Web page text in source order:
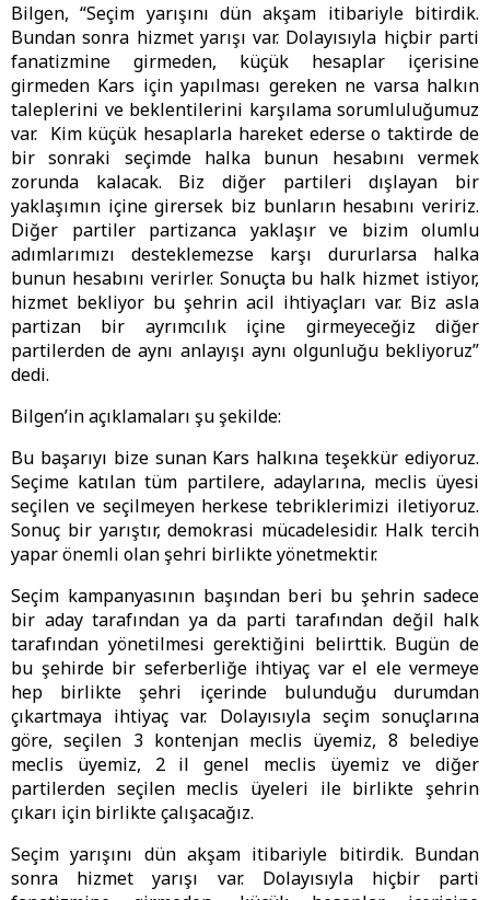
Bilgen, “Seçim yarışını dün akşam itibariyle bitirdik.
Bundan sonra hizmet yarışı var. Dolayısıyla hiçbir parti
fanatizmine girmeden, küçük hesaplar içerisine
girmeden Kars için yapılması gereken ne varsa halkın
taleplerini ve beklentilerini karşılama sorumluluğumuz
var. Kim küçük hesaplarla hareket ederse o taktirde de
bir sonraki seçimde halka bunun hesabını vermek
zorunda kalacak. Biz diğer partileri dışlayan bir
yaklaşımın içine girersek biz bunların hesabını veririz.
Diğer partiler partizanca yaklaşır ve bizim olumlu
adımlarımızı desteklemezse karşı dururlarsa halka
bunun hesabını verirler. Sonuçta bu halk hizmet istiyor,
hizmet bekliyor bu şehrin acil ihtiyaçları var. Biz asla
partizan bir ayrımcılık içine girmeyeceğiz diğer
partilerden de aynı anlayışı aynı olgunluğu bekliyoruz”
dedi.
Bilgen’in açıklamaları şu şekilde:
Bu başarıyı bize sunan Kars halkına teşekkür ediyoruz.
Seçime katılan tüm partilere, adaylarına, meclis üyesi
seçilen ve seçilmeyen herkese tebriklerimizi iletiyoruz.
Sonuç bir yarıştır, demokrasi mücadelesidir. Halk tercih
yapar önemli olan şehri birlikte yönetmektir.
Seçim kampanyasının başından beri bu şehrin sadece
bir aday tarafından ya da parti tarafından değil halk
tarafından yönetilmesi gerektiğini belirttik. Bugün de
bu şehirde bir seferberliğe ihtiyaç var el ele vermeye
hep birlikte şehri içerinde bulunduğu durumdan
çıkartmaya ihtiyaç var. Dolayısıyla seçim sonuçlarına
göre, seçilen 3 kontenjan meclis üyemiz, 8 belediye
meclis üyemiz, 2 il genel meclis üyemiz ve diğer
partilerden seçilen meclis üyeleri ile birlikte şehrin
çıkarı için birlikte çalışacağız.
Seçim yarışını dün akşam itibariyle bitirdik. Bundan
sonra hizmet yarışı var. Dolayısıyla hiçbir parti